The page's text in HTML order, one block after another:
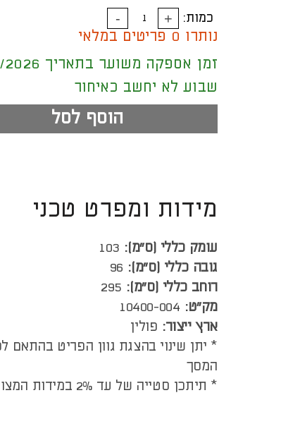
כמות:
נותרו 0 פריטים במלאי
זמן אספקה משוער בתאריך 18/08/2026
שבוע לא יחשב כאיחור
הוסף לסל
מידות ומפרט טכני
עומק כללי (ס”מ): 103
גובה כללי (ס”מ): 96
רוחב כללי (ס”מ): 295
מק"ט: 10400-004
ארץ ייצור: פולין
* יתן שינוי בהצגת גוון הפריט בהתאם
המסך
* תיתכן סטייה של עד 2% במידות המצויינות